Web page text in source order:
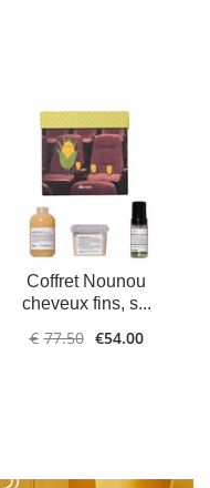
Coffret Nounou
cheveux fins, s...
€ 77.50 €54.00
LIRE LA
SUITE
PLUS
D'INFOS